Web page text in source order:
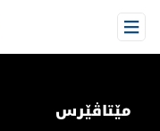
Open Menu
مێتاڤێرس